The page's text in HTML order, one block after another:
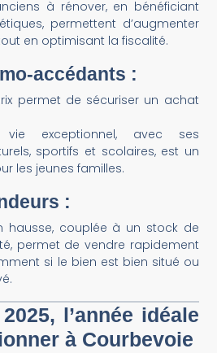
à rénover, en bénéficiant
permettent d’augmenter
en optimisant la fiscalité.
accédants :
permet de sécuriser un achat
exceptionnel, avec ses
sportifs et scolaires, est un
les jeunes familles.
:
hausse, couplée à un stock de
permet de vendre rapidement
si le bien est bien situé ou
l’année idéale
à Courbevoie